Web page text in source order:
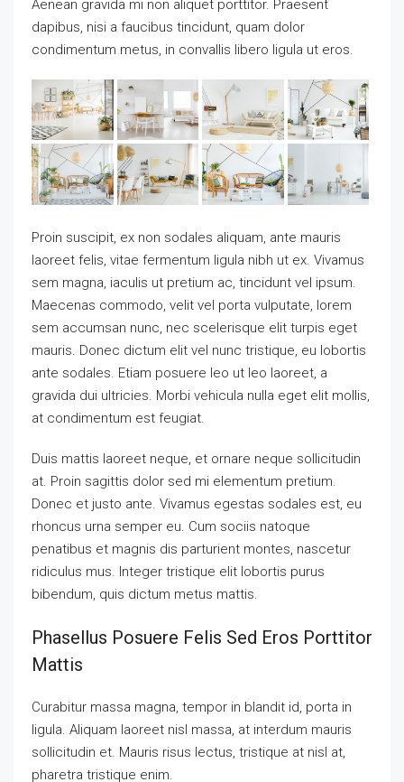
Aenean gravida mi non aliquet porttitor. Praesent
dapibus, nisi a faucibus tincidunt, quam dolor
condimentum metus, in convallis libero ligula ut eros.
Proin suscipit, ex non sodales aliquam, ante mauris
laoreet felis, vitae fermentum ligula nibh ut ex. Vivamus
sem magna, iaculis ut pretium ac, tincidunt vel ipsum.
Maecenas commodo, velit vel porta vulputate, lorem
sem accumsan nunc, nec scelerisque elit turpis eget
mauris. Donec dictum elit vel nunc tristique, eu lobortis
ante sodales. Etiam posuere leo ut leo laoreet, a
gravida dui ultricies. Morbi vehicula nulla eget elit mollis,
at condimentum est feugiat.
Duis mattis laoreet neque, et ornare neque sollicitudin
at. Proin sagittis dolor sed mi elementum pretium.
Donec et justo ante. Vivamus egestas sodales est, eu
rhoncus urna semper eu. Cum sociis natoque
penatibus et magnis dis parturient montes, nascetur
ridiculus mus. Integer tristique elit lobortis purus
bibendum, quis dictum metus mattis.
Phasellus Posuere Felis Sed Eros Porttitor
Mattis
Curabitur massa magna, tempor in blandit id, porta in
ligula. Aliquam laoreet nisl massa, at interdum mauris
sollicitudin et. Mauris risus lectus, tristique at nisl at,
pharetra tristique enim.